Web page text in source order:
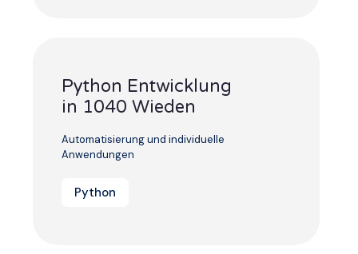
Python Entwicklung
in 1040 Wieden
Automatisierung und individuelle
Anwendungen
Python